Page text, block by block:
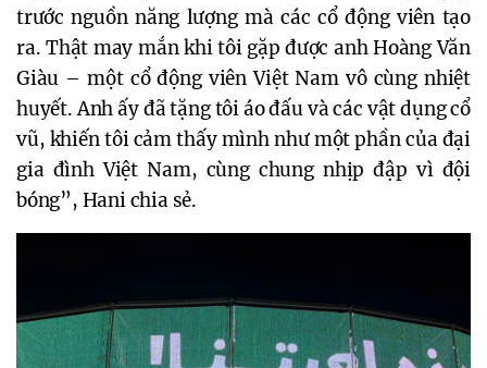
trước nguồn năng lượng mà các cổ động viên tạo
ra. Thật may mắn khi tôi gặp được anh Hoàng Văn
Giàu – một cổ động viên Việt Nam vô cùng nhiệt
huyết. Anh ấy đã tặng tôi áo đấu và các vật dụng cổ
vũ, khiến tôi cảm thấy mình như một phần của đại
gia đình Việt Nam, cùng chung nhịp đập vì đội
bóng”, Hani chia sẻ.